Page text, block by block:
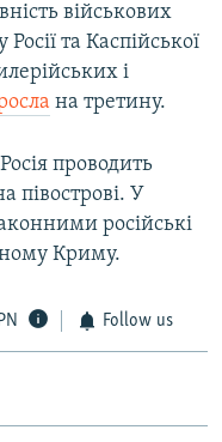
військових
та Каспійської
і
на третину.
проводить
півострові. У
російські
Криму.
Follow us